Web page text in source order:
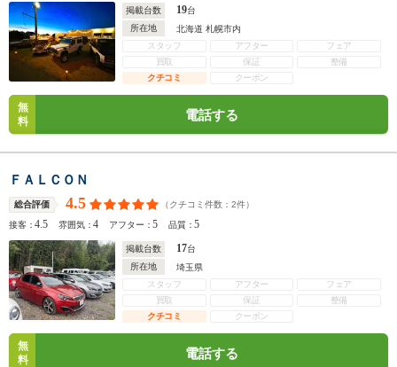
掲載台数 19台
所在地
北海道 札幌市内
スタッフ
アフター
フェア
買取
保証
整備
クチコミ
クーポン
無
料
電話する
ＦＡＬＣＯＮ
総合評価 4.5 （クチコミ件数： 2件）
接客：4.5 雰囲気：4 アフター：5 品質：5
掲載台数 17台
所在地
埼玉県
スタッフ
アフター
フェア
買取
保証
整備
クチコミ
クーポン
無
料
電話する